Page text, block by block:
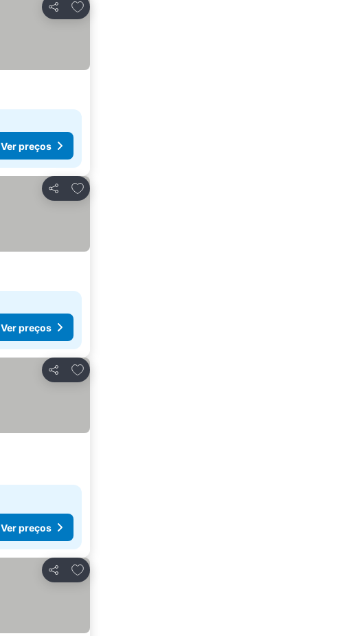
Partilhar
Adicionar aos favoritos
Ver preços
Partilhar
Adicionar aos favoritos
Ver preços
Partilhar
Adicionar aos favoritos
Ver preços
Partilhar
Adicionar aos favoritos